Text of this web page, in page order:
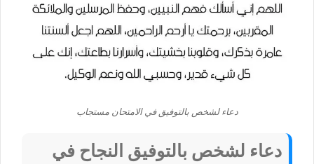
دعاء لشخص بالتوفيق في الامتحان مستجاب
دعاء لشخص بالتوفيق النجاح في